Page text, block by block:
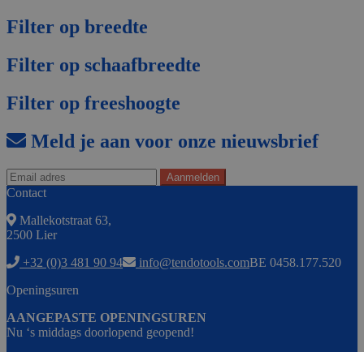
Filter op breedte
Filter op schaafbreedte
Filter op freeshoogte
Meld je aan voor onze nieuwsbrief
Contact
Mallekotstraat 63,
2500 Lier
+32 (0)3 481 90 94
info@tendotools.comBE 0458.177.520
Openingsuren
AANGEPASTE OPENINGSUREN
Nu ‘s middags doorlopend geopend!